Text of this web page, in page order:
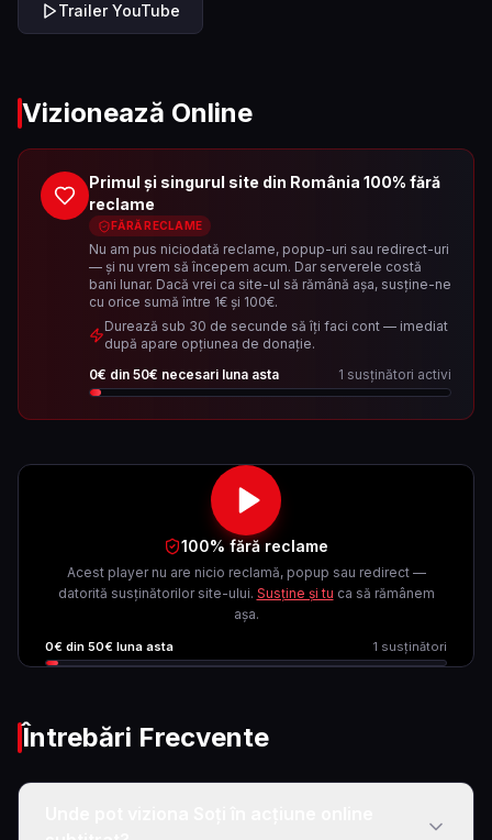
Trailer YouTube
Vizionează Online
Primul și singurul site din România 100% fără
reclame
FĂRĂ RECLAME
Nu am pus niciodată reclame, popup-uri sau redirect-uri
— și nu vrem să începem acum. Dar serverele costă
bani lunar. Dacă vrei ca site-ul să rămână așa, susține-ne
cu orice sumă între 1€ și 100€.
Durează sub 30 de secunde să îți faci cont — imediat
după apare opțiunea de donație.
0€ din 50€ necesari luna asta 1 susținători activi
100% fără reclame
Acest player nu are nicio reclamă, popup sau redirect —
datorită susținătorilor site-ului. Susține și tu ca să rămânem
așa.
0€ din 50€ luna asta 1 susținători
Întrebări Frecvente